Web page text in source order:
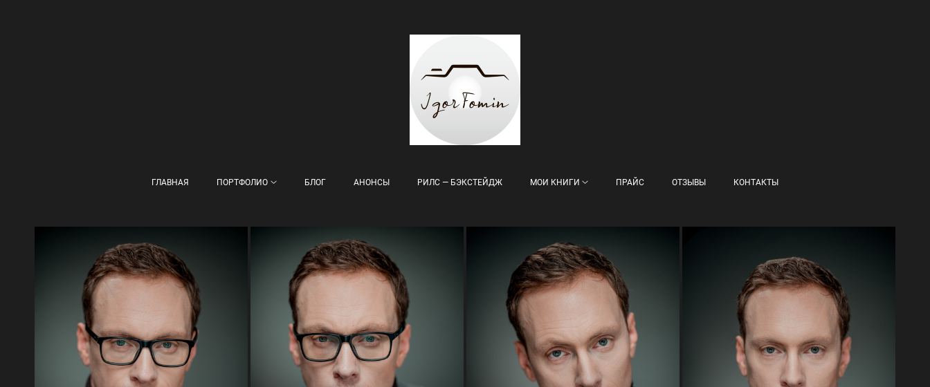
ГЛАВНАЯ ПОРТФОЛИО БЛОГ АНОНСЫ РИЛС — БЭКСТЕЙДЖ МОИ КНИГИ ПРАЙС ОТЗЫВЫ КОНТАКТЫ